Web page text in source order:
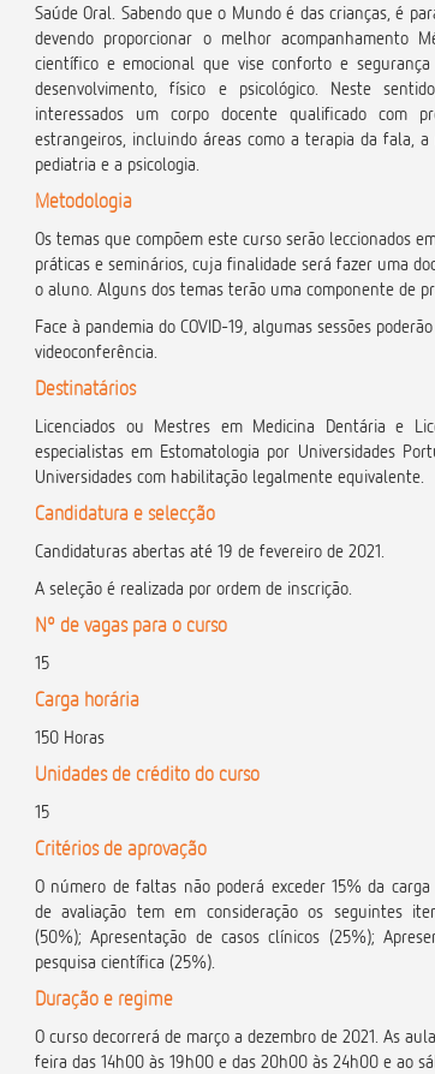
Saúde Oral. Sabendo que o Mundo é das crianças, é
devendo proporcionar o melhor acompanhamento
científico e emocional que vise conforto e
desenvolvimento, físico e psicológico. Neste
interessados um corpo docente qualificado com
estrangeiros, incluindo áreas como a terapia da fala,
pediatria e a psicologia.
Metodologia
Os temas que compõem este curso serão leccionados
práticas e seminários, cuja finalidade será fazer uma
o aluno. Alguns dos temas terão uma componente de
Face à pandemia do COVID-19, algumas sessões
videoconferência.
Destinatários
Licenciados ou Mestres em Medicina Dentária e
especialistas em Estomatologia por Universidades
Universidades com habilitação legalmente equivalente.
Candidatura e selecção
Candidaturas abertas até 19 de fevereiro de 2021.
A seleção é realizada por ordem de inscrição.
Nº de vagas para o curso
15
Carga horária
150 Horas
Unidades de crédito do curso
15
Critérios de aprovação
O número de faltas não poderá exceder 15% da
de avaliação tem em consideração os seguintes
(50%); Apresentação de casos clínicos (25%);
pesquisa científica (25%).
Duração e regime
O curso decorrerá de março a dezembro de 2021. As
feira das 14h00 às 19h00 e das 20h00 às 24h00 e ao